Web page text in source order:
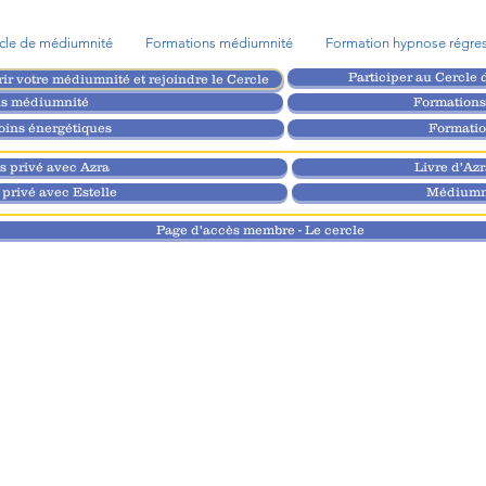
de médiumnité Formations médiumnité Formation hypnose
votre médiumnité et rejoindre le Cercle
Participer au Cercle
médiumnité
énergétiques
privé avec Azra
Livre
privé avec Estelle
Page d'accès membre - Le cercle